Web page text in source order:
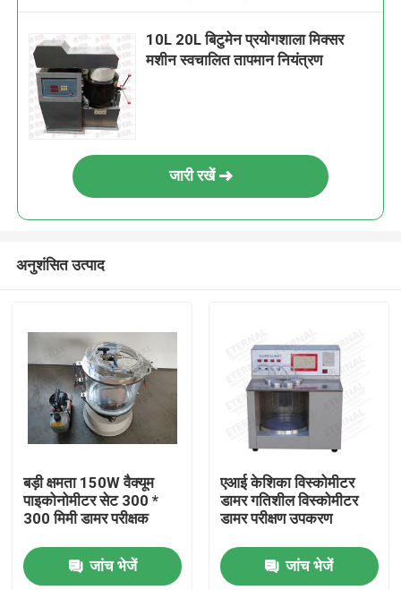
10L 20L बिटुमेन प्रयोगशाला मिक्सर
मशीन स्वचालित तापमान नियंत्रण
जारी रखें
अनुशंसित उत्पाद
बड़ी क्षमता 150W वैक्यूम
पाइकोनोमीटर सेट 300 *
300 मिमी डामर परीक्षक
जांच भेजें
एआई केशिका विस्कोमीटर
डामर गतिशील विस्कोमीटर
डामर परीक्षण उपकरण
जांच भेजें